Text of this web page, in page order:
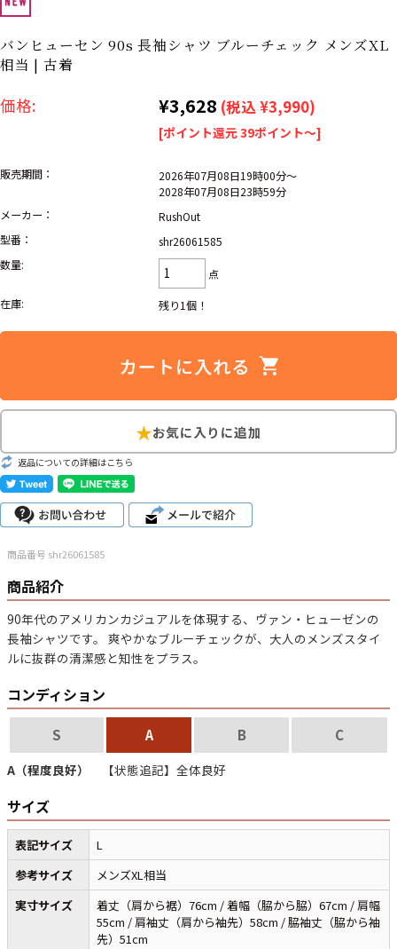
ア行 カ行 サ行
タ行
スウェット
半袖シャツ
レディース
Search by Particularこだわりから探す
Search by Sizeサイズから探す（メンズ）
ジャケット XS S M
長袖シャツ XS S M L XL
半袖シャツ XS S M L XL
パンツ
W30以下 W31,W32 W33,W34
W35,W36
Search by Maniac
バンド
Tシャツ
アニメ
Tシャツ
映画
Tシャツ
バンヒューセン 90s 長袖シャツ ブルーチェック メンズXL
相当 | 古着
価格: ¥3,628 (税込 ¥3,990)
[ポイント還元 39ポイント～]
販売期間：
2026年07月08日19時00分～
2028年07月08日23時59分
メーカー：
RushOut
型番：
shr26061585
数量:
点
在庫:
残り1個！
返品についての詳細はこちら
商品番号 shr26061585
商品紹介
90年代のアメリカンカジュアルを体現する、 ヴァン・ヒューゼンの
長袖シャツです。 爽やかなブルーチェックが、大人のメンズスタイ
ルに抜群の清潔感と知性をプラス。
コンディション
S A B C
A（程度良好） 【状態追記】全体良好
サイズ
表記サイズ
L
参考サイズ
メンズXL相当
実寸サイズ
着丈（肩から裾）76cm / 着幅（脇から脇）67cm / 肩幅
55cm / 肩袖丈（肩から袖先）58cm / 脇袖丈（脇から袖
先）51cm